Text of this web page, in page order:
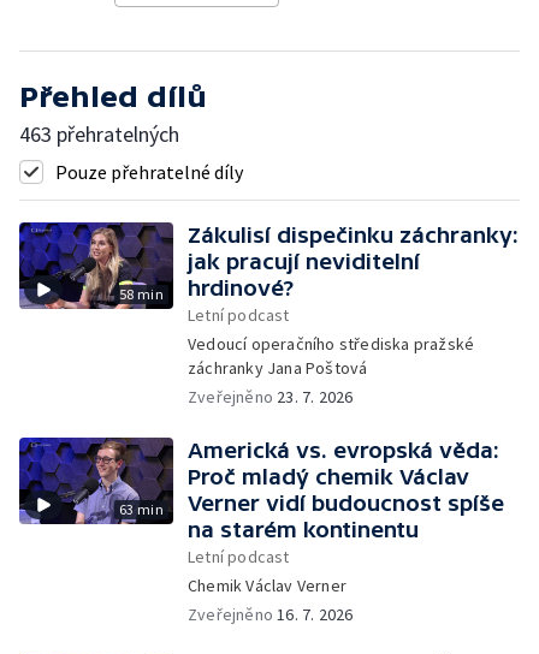
Přehled dílů
463 přehratelných
Pouze přehratelné díly
58 min
Zákulisí dispečinku záchranky:
jak pracují neviditelní
hrdinové?
Letní podcast
Vedoucí operačního střediska pražské
záchranky Jana Poštová
Zveřejněno 23. 7. 2026
63 min
Americká vs. evropská věda:
Proč mladý chemik Václav
Verner vidí budoucnost spíše
na starém kontinentu
Letní podcast
Chemik Václav Verner
Zveřejněno16. 7. 2026